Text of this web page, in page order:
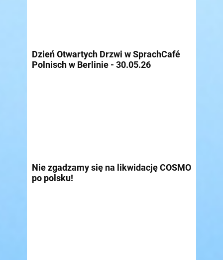
Dzień Otwartych Drzwi w SprachCafé
Polnisch w Berlinie - 30.05.26
Nie zgadzamy się na likwidację COSMO
po polsku!